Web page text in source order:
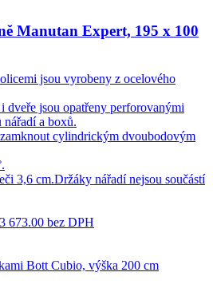
Manutan Expert, 195 x 100
jsou vyrobeny z ocelového
dveře jsou opatřeny perforovanými
a boxů.
cylindrickým dvoubodovým
3,6 cm.Držáky nářadí nejsou součástí
673.00 bez DPH